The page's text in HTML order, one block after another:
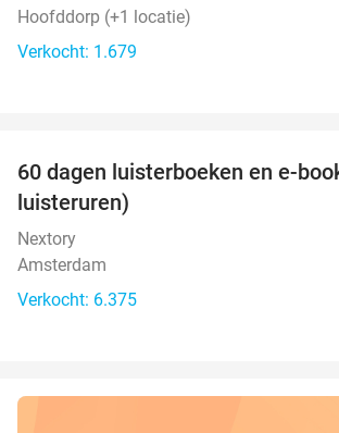
Hoofddorp (+1 locatie)
Verkocht: 1.679
60 dagen luisterboeken en e-
luisteruren)
Nextory
Amsterdam
Verkocht: 6.375